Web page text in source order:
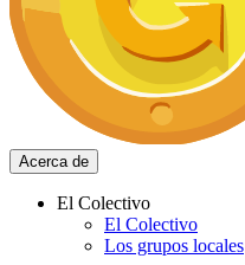
Acerca de
El Colectivo
El Colectivo
Los grupos locales